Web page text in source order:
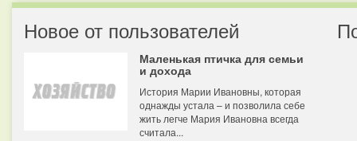
Новое от пользователей
Маленькая птичка для семьи
и дохода
История Марии Ивановны, которая
однажды устала – и позволила себе
жить легче Мария Ивановна всегда
считала...